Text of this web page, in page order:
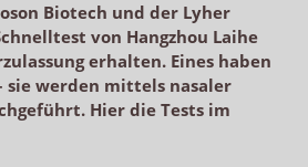
Biotech und der Lyher
von Hangzhou Laihe
erhalten. Eines haben
sie werden mittels nasaler
Hier die Tests im